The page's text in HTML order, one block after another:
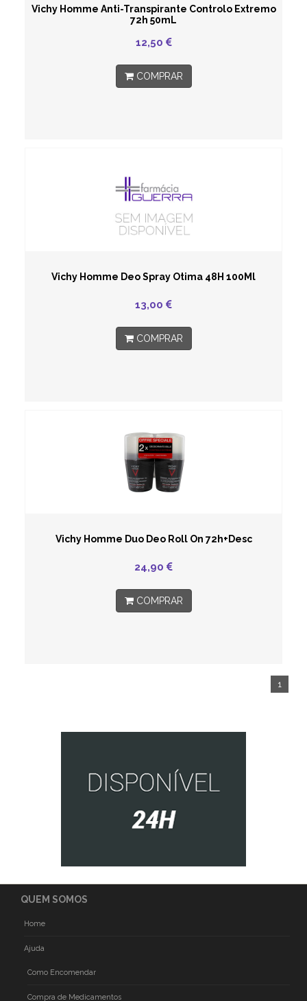
Vichy Homme Anti-Transpirante Controlo Extremo
72h 50mL
12,50
COMPRAR
Vichy Homme Deo Spray Otima 48H 100Ml
13,00
COMPRAR
Vichy Homme Duo Deo Roll On 72h+Desc
24,90
COMPRAR
1
QUEM SOMOS
Home
Ajuda
Como Encomendar
Compra de Medicamentos